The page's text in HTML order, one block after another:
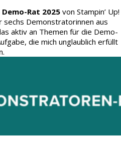
Demo-Rat 2025 von Stampin’ Up!
sechs Demonstratorinnen aus
aktiv an Themen für die Demo-
die mich unglaublich erfüllt